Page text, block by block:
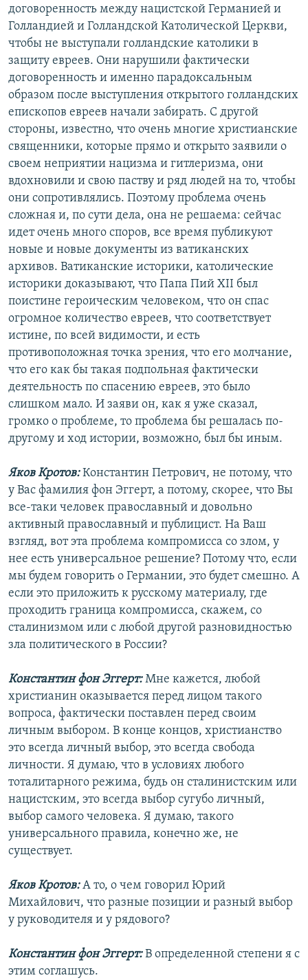
договоренность между нацистской Германией и
Голландией и Голландской Католической Церкви,
чтобы не выступали голландские католики в
защиту евреев. Они нарушили фактически
договоренность и именно парадоксальным
образом после выступления открытого голландских
епископов евреев начали забирать. С другой
стороны, известно, что очень многие христианские
священники, которые прямо и открыто заявили о
своем неприятии нацизма и гитлеризма, они
вдохновили и свою паству и ряд людей на то, чтобы
они сопротивлялись. Поэтому проблема очень
сложная и, по сути дела, она не решаема: сейчас
идет очень много споров, все время публикуют
новые и новые документы из ватиканских
архивов. Ватиканские историки, католические
историки доказывают, что Папа Пий XII был
поистине героическим человеком, что он спас
огромное количество евреев, что соответствует
истине, по всей видимости, и есть
противоположная точка зрения, что его молчание,
что его как бы такая подпольная фактически
деятельность по спасению евреев, это было
слишком мало. И заяви он, как я уже сказал,
громко о проблеме, то проблема бы решалась по-
другому и ход истории, возможно, был бы иным.
Яков Кротов:Константин Петрович, не потому, что
у Вас фамилия фон Эггерт, а потому, скорее, что Вы
все-таки человек православный и довольно
активный православный и публицист. На Ваш
взгляд, вот эта проблема компромисса со злом, у
нее есть универсальное решение? Потому что, если
мы будем говорить о Германии, это будет смешно. А
если это приложить к русскому материалу, где
проходить граница компромисса, скажем, со
сталинизмом или с любой другой разновидностью
зла политического в России?
Константин фон Эггерт:Мне кажется, любой
христианин оказывается перед лицом такого
вопроса, фактически поставлен перед своим
личным выбором. В конце концов, христианство
это всегда личный выбор, это всегда свобода
личности. Я думаю, что в условиях любого
тоталитарного режима, будь он сталинистским или
нацистским, это всегда выбор сугубо личный,
выбор самого человека. Я думаю, такого
универсального правила, конечно же, не
существует.
Яков Кротов:А то, о чем говорил Юрий
Михайлович, что разные позиции и разный выбор
у руководителя и у рядового?
Константин фон Эггерт:В определенной степени я с
этим соглашусь.